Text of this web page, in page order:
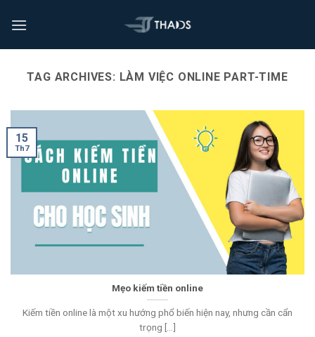
TAG ARCHIVES: LÀM VIỆC ONLINE PART-TIME
Mẹo kiếm tiền online
Kiếm tiền online là một xu hướng phổ biến hiện nay, nhưng cần cẩn
trọng [...]
15
Th7